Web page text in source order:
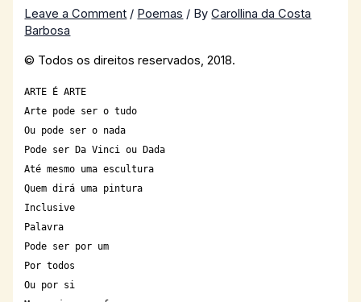
Leave a Comment / Poemas / ByCarollina da Costa
Barbosa
© Todos os direitos reservados, 2018.
ARTE É ARTE
Arte pode ser o tudo
Ou pode ser o nada
Pode ser Da Vinci ou Dada
Até mesmo uma escultura
Quem dirá uma pintura
Inclusive
Palavra
Pode ser por um
Por todos
Ou por si